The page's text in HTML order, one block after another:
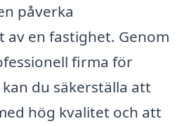
påverka
av en fastighet. Genom
firma för
du säkerställa att
hög kvalitet och att